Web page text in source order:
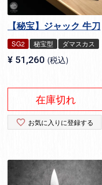
【秘宝】ジャック 牛刀
SG2 秘宝型 ダマスカス
¥ 51,260 税込
在庫切れ
お気に入りに登録する